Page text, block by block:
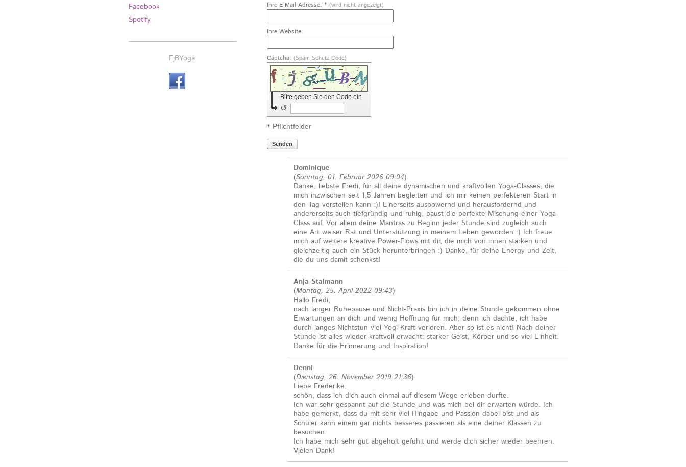
Ihre E-Mail-Adresse: * (wird nicht angezeigt)
Ihre Website:
Captcha: (Spam-Schutz-Code)
Bitte geben Sie den Code ein
↺
* Pflichtfelder
Senden
Dominique
(Sonntag, 01. Februar 2026 09:04)
Danke, liebste Fredi, für all deine dynamischen und kraftvollen Yoga-Classes, die
mich inzwischen seit 1,5 Jahren begleiten und ich mir keinen perfekteren Start in
den Tag vorstellen kann :)! Einerseits auspowernd und herausfordernd und
andererseits auch tiefgründig und ruhig, baust die perfekte Mischung einer Yoga-
Class auf. Vor allem deine Mantras zu Beginn jeder Stunde sind zugleich auch
eine Art weiser Rat und Unterstützung in meinem Leben geworden :) Ich freue
mich auf weitere kreative Power-Flows mit dir, die mich von innen stärken und
gleichzeitig auch ein Stück herunterbringen :) Danke, für deine Energy und Zeit,
die du uns damit schenkst!
Anja Stalmann
(Montag, 25. April 2022 09:43)
Hallo Fredi,
nach langer Ruhepause und Nicht-Praxis bin ich in deine Stunde gekommen ohne
Erwartungen an dich und wenig Hoffnung für mich; denn ich dachte, ich habe
durch langes Nichtstun viel Yogi-Kraft verloren. Aber so ist es nicht! Nach deiner
Stunde ist alles wieder kraftvoll erwacht: starker Geist, Körper und so viel Einheit.
Danke für die Erinnerung und Inspiration!
Denni
(Dienstag, 26. November 2019 21:36)
Liebe Frederike,
schön, dass ich dich auch einmal auf diesem Wege erleben durfte.
Ich war sehr gespannt auf die Stunde und was mich bei dir erwarten würde. Ich
habe gemerkt, dass du mit sehr viel Hingabe und Passion dabei bist und als
Schüler kann einem gar nichts besseres passieren als eine deiner Klassen zu
besuchen.
Ich habe mich sehr gut abgeholt gefühlt und werde dich sicher wieder beehren.
Vielen Dank!
Facebook
Spotify
FjBYoga